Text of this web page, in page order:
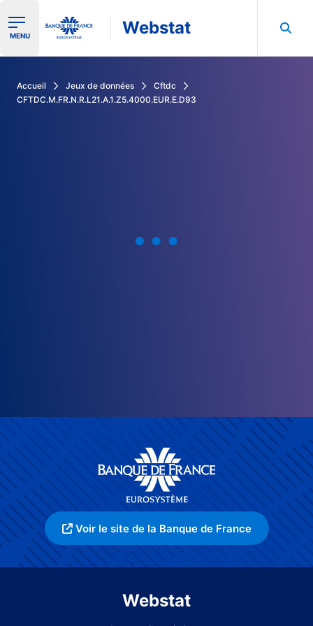
Ouvrir le menu de navigation
MENU Webstat
Accueil Jeux de données
Cftdc
CFTDC.M.FR.N.R.L21.A.1.Z5.4000.EUR.E.D93
Voir le site de la Banque de France
Webstat